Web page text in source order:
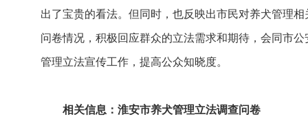
出了宝贵的看法。但同时，也反映出市民对养犬管理
问卷情况，积极回应群众的立法需求和期待，会同市
管理立法宣传工作，提高公众知晓度。
相关信息： 淮安市养犬管理立法调查问卷